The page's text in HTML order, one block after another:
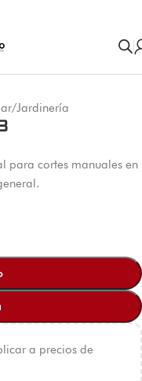
/Jardinería
para cortes manuales en
a precios de